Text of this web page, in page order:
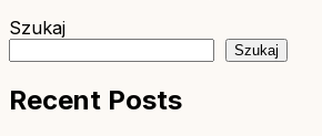
Szukaj
Szukaj
Recent Posts